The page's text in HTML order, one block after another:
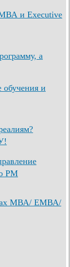
МВА и Executive
а
обучения и
PM
МВА/ ЕМВА/